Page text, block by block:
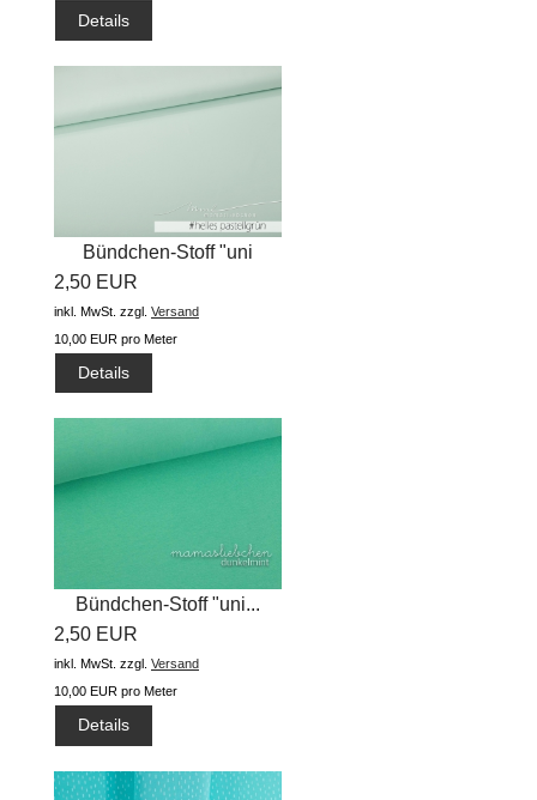
Details
Bündchen-Stoff "uni
#helles...
2,50 EUR
inkl. MwSt. zzgl. Versand
10,00 EUR pro Meter
Details
Bündchen-Stoff "uni...
2,50 EUR
inkl. MwSt. zzgl. Versand
10,00 EUR pro Meter
Details